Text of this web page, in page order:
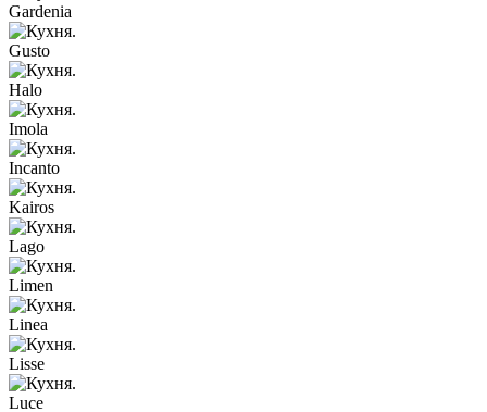
Gardenia
Gusto
Halo
Imola
Incanto
Kairos
Lago
Limen
Linea
Lisse
Luce